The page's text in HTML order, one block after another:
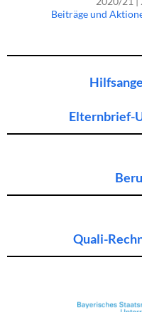
Beiträge und
Elternbrief-
Quali-